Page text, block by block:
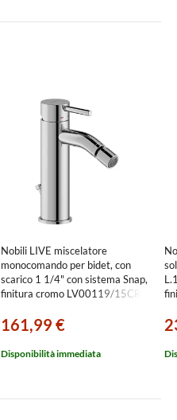
Nobili LIVE miscelatore
monocomando per bidet, con
scarico 1 1/4" con sistema Snap,
finitura cromo LV00119/15CR
161,99 €
Disponibilità immediata